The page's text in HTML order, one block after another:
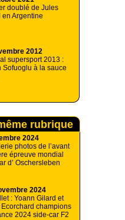
doublé de Jules
en Argentine
2012
supersport 2013 :
Sofuoglu à la sauce
rubrique
2024
photos de l’avant
épreuve mondial
d’ Oschersleben
2024
: Yoann Gilard et
Ecorchard champions
2024 side-car F2